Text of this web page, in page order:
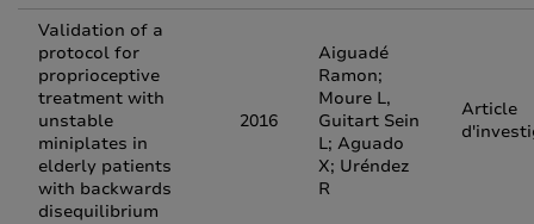
Validation of a
protocol for
proprioceptive
treatment with
unstable
miniplates in
elderly patients
with backwards
disequilibrium
2016
Aiguadé
Ramon;
Moure L,
Guitart Sein
L; Aguado
X; Uréndez
R
Article